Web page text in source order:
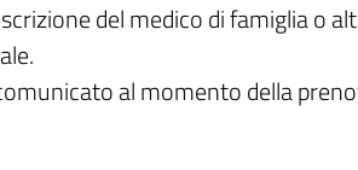
del medico di famiglia o
al momento della